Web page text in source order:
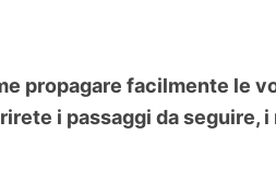
propagare facilmente le
i passaggi da